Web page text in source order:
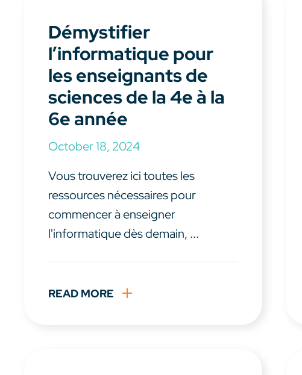
Démystifier
l’informatique pour
les enseignants de
sciences de la 4e à la
6e année
October 18, 2024
Vous trouverez ici toutes les
ressources nécessaires pour
commencer à enseigner
l'informatique dès demain, ...
READ MORE